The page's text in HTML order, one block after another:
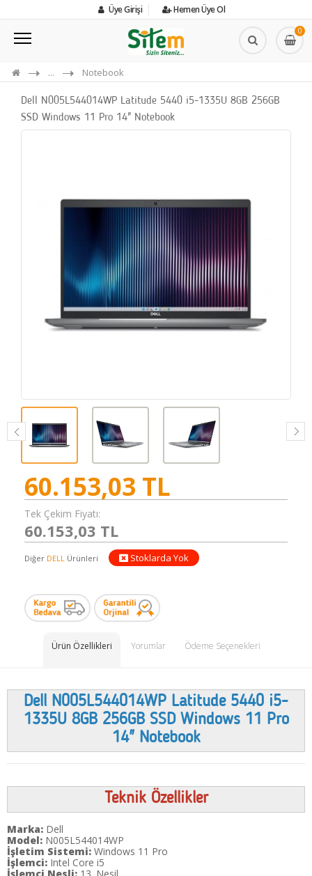
Üye Girişi Hemen Üye Ol
0
... Notebook
Dell N005L544014WP Latitude 5440 i5-1335U 8GB 256GB
SSD Windows 11 Pro 14" Notebook
60.153,03 TL
Tek Çekim Fiyatı:
60.153,03 TL
Diğer DELL Ürünleri Stoklarda Yok
Ürün Özellikleri Yorumlar Ödeme Seçenekleri
Dell N005L544014WP Latitude 5440 i5-
1335U 8GB 256GB SSD Windows 11 Pro
14" Notebook
Teknik Özellikler
Marka: Dell
Model: N005L544014WP
İşletim Sistemi: Windows 11 Pro
İşlemci: Intel Core i5